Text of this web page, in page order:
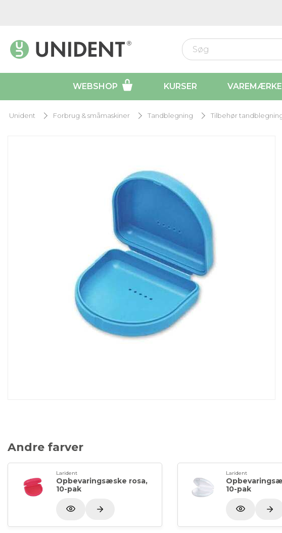
WEBSHOP KURSER
Unident Forbrug & småmaskiner Tandblegning Tilbehør
Andre farver
Larident
Opbevaringsæske rosa,
10-pak
Larident
10-pak